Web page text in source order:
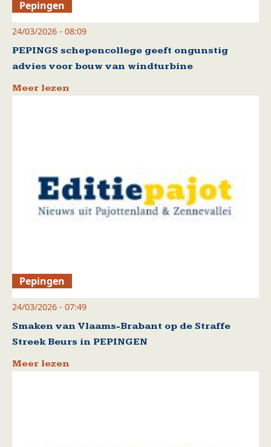
Pepingen
24/03/2026 - 08:09
PEPINGS schepencollege geeft ongunstig
advies voor bouw van windturbine
Meer lezen
Pepingen
24/03/2026 - 07:49
Smaken van Vlaams-Brabant op de Straffe
Streek Beurs in PEPINGEN
Meer lezen